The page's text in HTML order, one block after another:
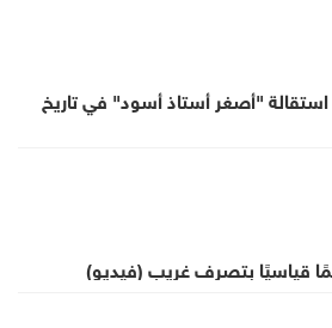
"أصغر أستاذ أسود" في تاريخ